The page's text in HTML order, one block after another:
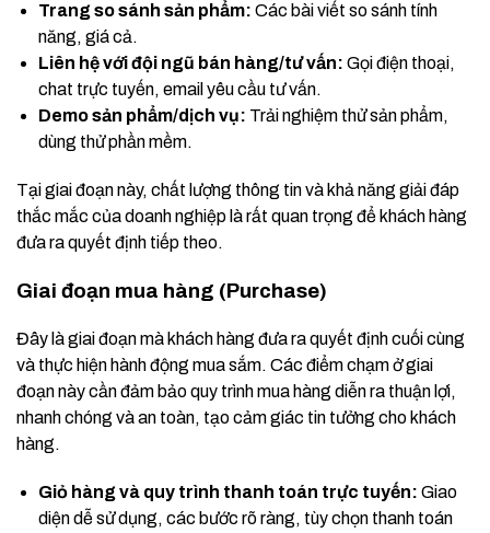
Trang so sánh sản phẩm: Các bài viết so sánh tính
năng, giá cả.
Liên hệ với đội ngũ bán hàng/tư vấn: Gọi điện thoại,
chat trực tuyến, email yêu cầu tư vấn.
Demo sản phẩm/dịch vụ: Trải nghiệm thử sản phẩm,
dùng thử phần mềm.
Tại giai đoạn này, chất lượng thông tin và khả năng giải đáp
thắc mắc của doanh nghiệp là rất quan trọng để khách hàng
đưa ra quyết định tiếp theo.
Giai đoạn mua hàng (Purchase)
Đây là giai đoạn mà khách hàng đưa ra quyết định cuối cùng
và thực hiện hành động mua sắm. Các điểm chạm ở giai
đoạn này cần đảm bảo quy trình mua hàng diễn ra thuận lợi,
nhanh chóng và an toàn, tạo cảm giác tin tưởng cho khách
hàng.
Giỏ hàng và quy trình thanh toán trực tuyến: Giao
diện dễ sử dụng, các bước rõ ràng, tùy chọn thanh toán